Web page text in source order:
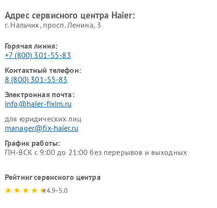
Адрес сервисного центра Haier:
г. Нальчик, просп. Ленина, 3
Горячая линия:
+7 (800) 301-55-83
Контактный телефон:
8 (800) 301-55-83
Электронная почта:
info@haier-fixim.ru
для юридических лиц
manager@fix-haier.ru
График работы:
ПН-ВСК с 9:00 до 21:00 без перерывов и выходных
Рейтинг сервисного центра
4.9-5.0